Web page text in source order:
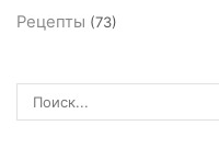
Рецепты (73)